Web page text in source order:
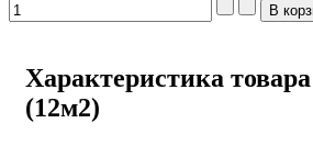
Характеристика
(12м2)